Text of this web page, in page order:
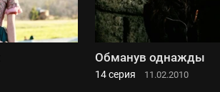
Обманув однажды
14 серия 11.02.2010